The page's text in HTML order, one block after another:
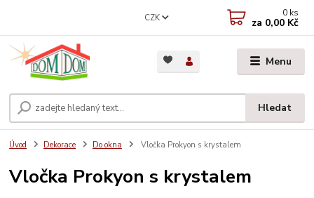
Menu
CZK
Hledat
0 ks
za 0,00 Kč
Úvod Dekorace Do okna Vločka Prokyon s krystalem
Vločka Prokyon s krystalem